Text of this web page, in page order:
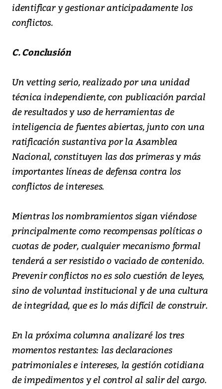
identificar y gestionar anticipadamente los
conflictos.
C. Conclusión
Un vetting serio, realizado por una unidad
técnica independiente, con publicación parcial
de resultados y uso de herramientas de
inteligencia de fuentes abiertas, junto con una
ratificación sustantiva por la Asamblea
Nacional, constituyen las dos primeras y más
importantes líneas de defensa contra los
conflictos de intereses.
Mientras los nombramientos sigan viéndose
principalmente como recompensas políticas o
cuotas de poder, cualquier mecanismo formal
tenderá a ser resistido o vaciado de contenido.
Prevenir conflictos no es solo cuestión de leyes,
sino de voluntad institucional y de una cultura
de integridad, que es lo más difícil de construir.
En la próxima columna analizaré los tres
momentos restantes: las declaraciones
patrimoniales e intereses, la gestión cotidiana
de impedimentos y el control al salir del cargo.